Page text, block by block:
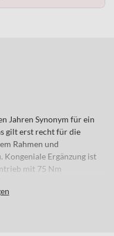
Jahren Synonym für ein
gilt erst recht für die
Rahmen und
Ergänzung ist
mit 75 Nm
viele Jahre.